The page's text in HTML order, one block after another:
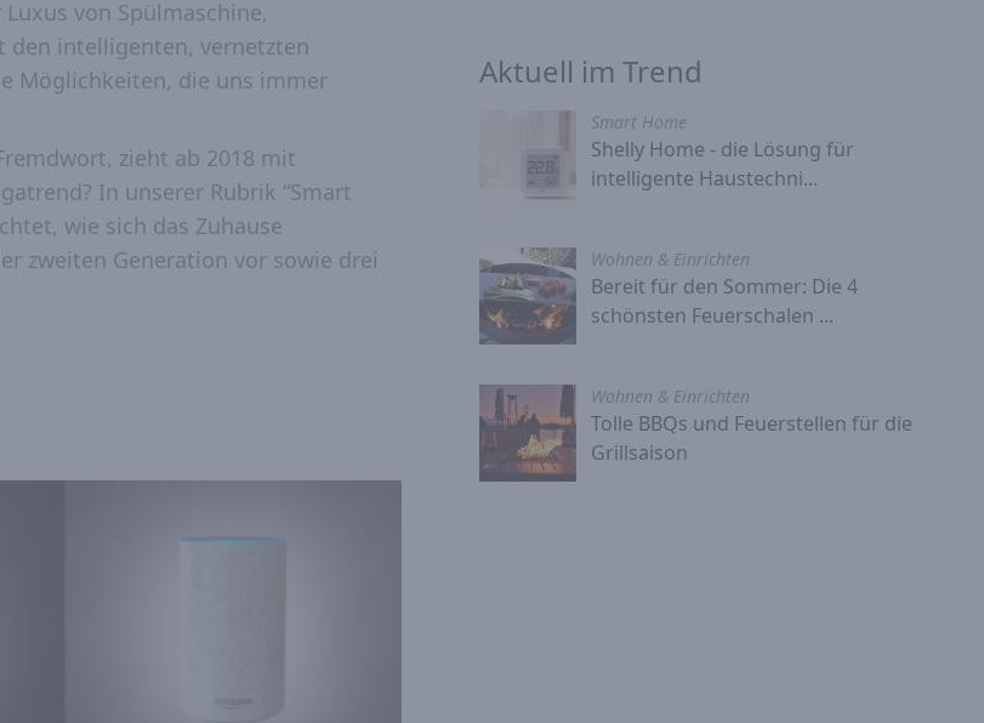
von Spülmaschine,
den intelligenten, vernetzten
Möglichkeiten, die uns immer
zieht ab 2018 mit
In unserer Rubrik “Smart
wie sich das Zuhause
zweiten Generation vor sowie drei
Aktuell im Trend
Smart Home
Shelly Home - die Lösung für
intelligente Haustechni...
Wohnen & Einrichten
Bereit für den Sommer: Die 4
schönsten Feuerschalen ...
Wohnen & Einrichten
Tolle BBQs und Feuerstellen für die
Grillsaison